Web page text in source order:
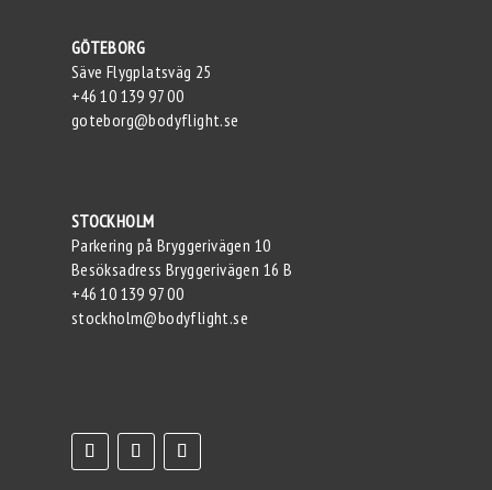
GÖTEBORG
Säve Flygplatsväg 25
+46 10 139 97 00
goteborg@bodyflight.se
STOCKHOLM
Parkering på Bryggerivägen 10
Besöksadress Bryggerivägen 16 B
+46 10 139 97 00
stockholm@bodyflight.se